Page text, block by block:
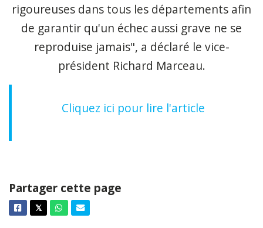
rigoureuses dans tous les départements afin
de garantir qu'un échec aussi grave ne se
reproduise jamais", a déclaré le vice-
président Richard Marceau.
Cliquez ici pour lire l'article
Partager cette page
Facebook
𝕏TwitterWhatsappCourriel